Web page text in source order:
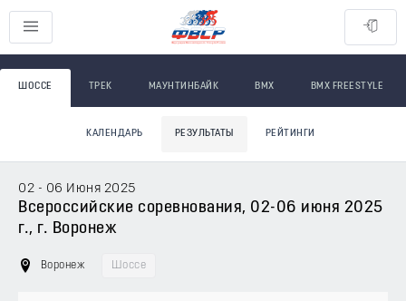
ШОССЕ ТРЕК МАУНТИНБАЙК BMX BMX FREESTYLE
КАЛЕНДАРЬ РЕЗУЛЬТАТЫ РЕЙТИНГИ
02 - 06 Июня 2025
Всероссийские соревнования, 02-06 июня 2025
г., г. Воронеж
Воронеж Шоссе